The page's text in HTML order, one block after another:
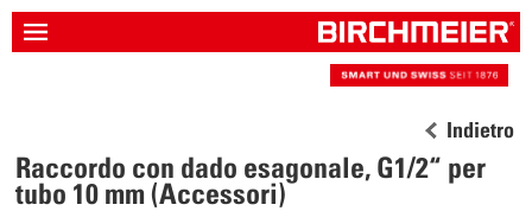
Indietro
Raccordo con dado esagonale, G1/2“ per
tubo 10 mm (Accessori)